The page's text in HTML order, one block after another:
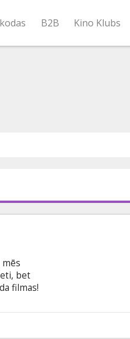
B2B Kino Klubs
bet
filmas!